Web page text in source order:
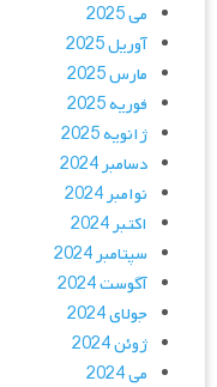
می 2025
آوریل 2025
مارس 2025
فوریه 2025
ژانویه 2025
دسامبر 2024
نوامبر 2024
اکتبر 2024
سپتامبر 2024
آگوست 2024
جولای 2024
ژوئن 2024
می 2024